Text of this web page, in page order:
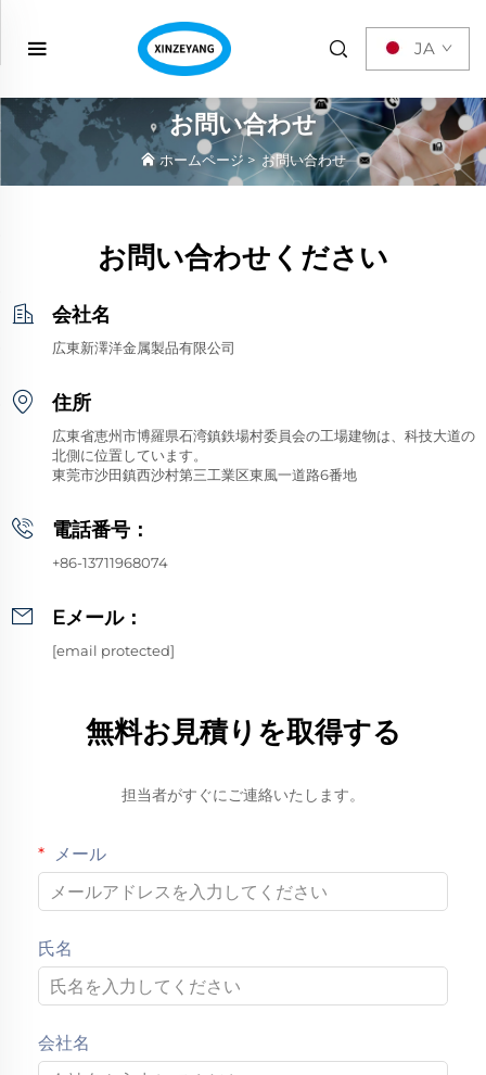
JA
お問い合わせ
ホームページ > お問い合わせ
お問い合わせください
会社名
広東新澤洋金属製品有限公司
住所
広東省恵州市博羅県石湾鎮鉄場村委員会の工場建物は、科技大道の
北側に位置しています。
東莞市沙田鎮西沙村第三工業区東風一道路6番地
電話番号：
+86-13711968074
Eメール：
[email protected]
無料お見積りを取得する
担当者がすぐにご連絡いたします。
メール
氏名
会社名